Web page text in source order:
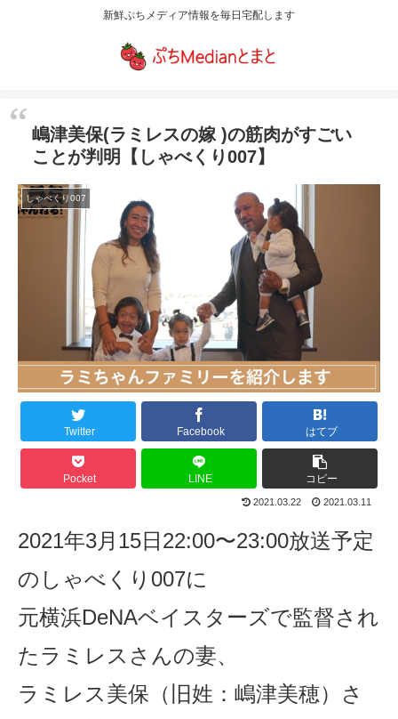
新鮮ぷちメディア情報を毎日宅配します
嶋津美保(ラミレスの嫁 )の筋肉がすごい
ことが判明【しゃべくり007】
しゃべくり007
Twitter Facebook はてブ
Pocket LINE コピー
2021.03.22 2021.03.11
2021年3月15日 22:00〜23:00放送予定
のしゃべくり007に
元横浜DeNAベイスターズで監督され
たラミレスさんの妻、
ラミレス美保 （旧姓： 嶋津美穂）さ